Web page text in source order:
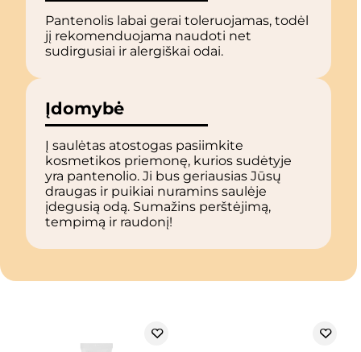
Pantenolis labai gerai toleruojamas, todėl
jį rekomenduojama naudoti net
sudirgusiai ir alergiškai odai.
Įdomybė
Į saulėtas atostogas pasiimkite
kosmetikos priemonę, kurios sudėtyje
yra pantenolio. Ji bus geriausias Jūsų
draugas ir puikiai nuramins saulėje
įdegusią odą. Sumažins perštėjimą,
tempimą ir raudonį!